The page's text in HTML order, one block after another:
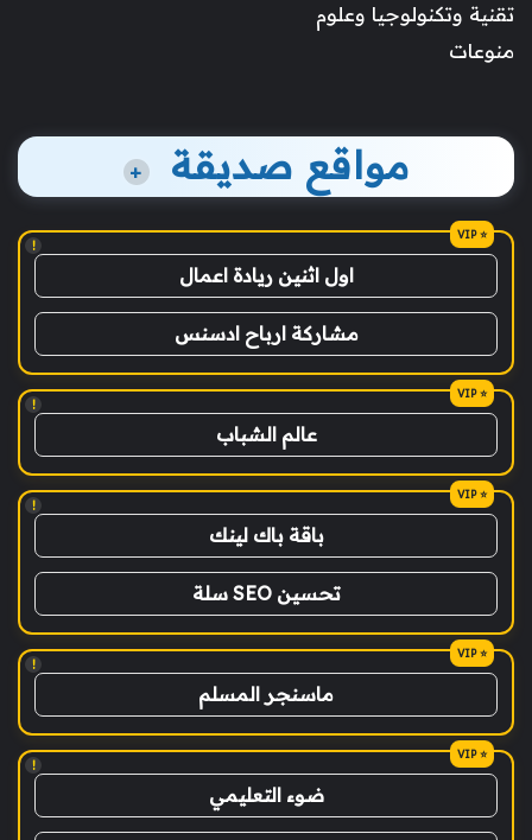
تقنية وتكنولوجيا وعلوم
منوعات
مواقع صديقة +
!
اول اثنين ريادة اعمال
مشاركة ارباح ادسنس
!
عالم الشباب
!
باقة باك لينك
تحسين SEO سلة
!
ماسنجر المسلم
!
ضوء التعليمي